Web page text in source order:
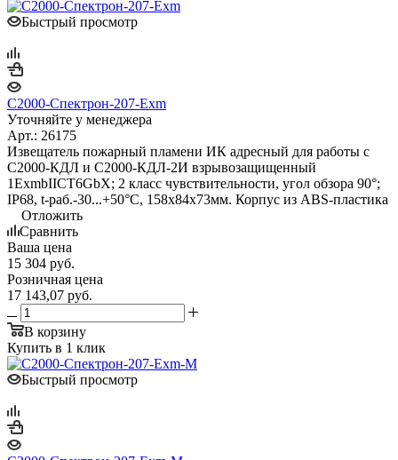
Быстрый просмотр
С2000-Спектрон-207-Exm
Уточняйте у менеджера
Арт.: 26175
Извещатель пожарный пламени ИК адресный для работы с
С2000-КДЛ и С2000-КДЛ-2И взрывозащищенный
1ExmbIICT6GbX; 2 класс чувствительности, угол обзора 90°;
IP68, t-раб.-30...+50°С, 158х84х73мм. Корпус из ABS-пластика
Отложить
Сравнить
Ваша цена
15 304 руб.
Розничная цена
17 143,07 руб.
В корзину
Купить в 1 клик
Быстрый просмотр